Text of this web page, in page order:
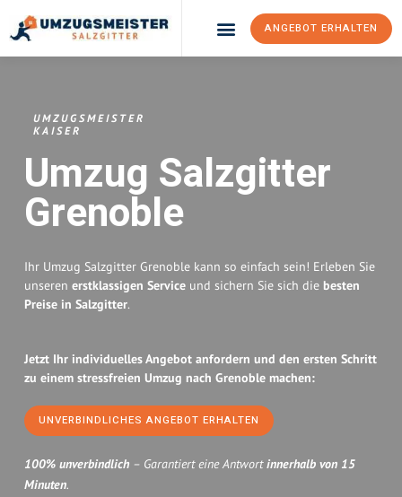
ANGEBOT ERHALTEN
UMZUGSMEISTER
KAISER
Umzug Salzgitter
Grenoble
Ihr Umzug Salzgitter Grenoble kann so einfach sein! Erleben Sie
unseren erstklassigen Service und sichern Sie sich die besten
Preise in Salzgitter.
Jetzt Ihr individuelles Angebot anfordern und den ersten Schritt
zu einem stressfreien Umzug nach Grenoble machen:
UNVERBINDLICHES ANGEBOT ERHALTEN
100% unverbindlich – Garantiert eine Antwortinnerhalb von 15
Minuten.